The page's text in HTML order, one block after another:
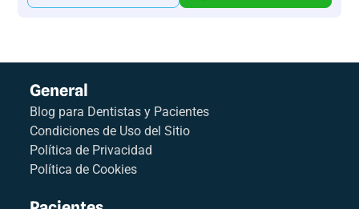
General
Blog para Dentistas y Pacientes
Condiciones de Uso del Sitio
Política de Privacidad
Política de Cookies